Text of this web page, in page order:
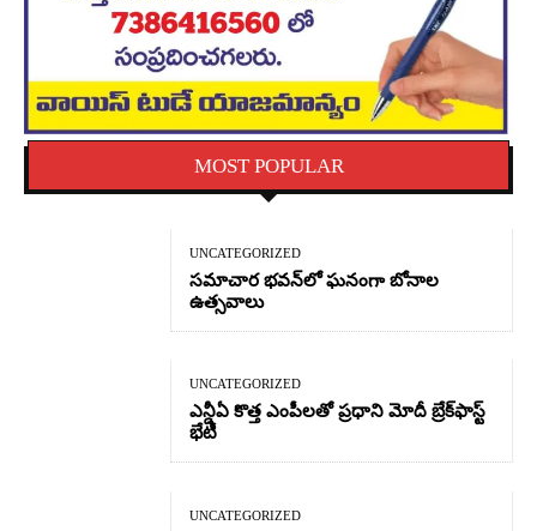
MOST POPULAR
UNCATEGORIZED
సమాచార భవన్‌లో ఘనంగా బోనాల
ఉత్సవాలు
UNCATEGORIZED
ఎన్డీఏ కొత్త ఎంపీలతో ప్రధాని మోదీ బ్రేక్‌ఫాస్ట్
భేటీ
UNCATEGORIZED